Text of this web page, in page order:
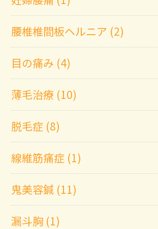
腰椎椎間板ヘルニア (2)
目の痛み (4)
薄毛治療 (10)
脱毛症 (8)
線維筋痛症 (1)
鬼美容鍼 (11)
漏斗胸 (1)